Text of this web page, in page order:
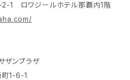
2-1 ロワジールホテル那覇内1階
ザンプラザ
町1-6-1